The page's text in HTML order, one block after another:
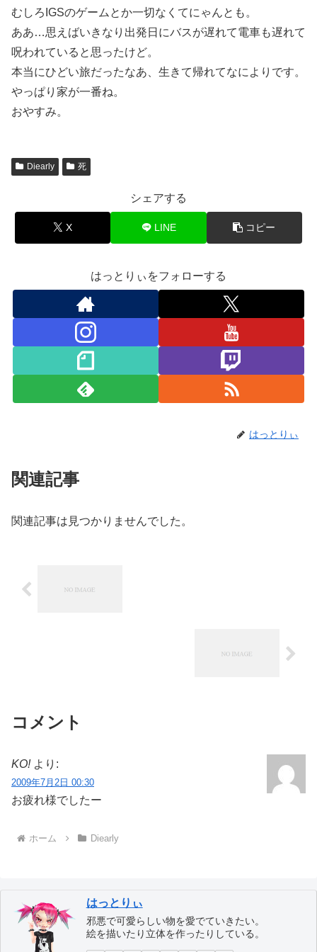
むしろIGSのゲームとか一切なくてにゃんとも。
ああ…思えばいきなり出発日にバスが遅れて電車も遅れて
呪われていると思ったけど。
本当にひどい旅だったなあ、生きて帰れてなによりです。
やっぱり家が一番ね。
おやすみ。
Diearly 死
シェアする
X LINE コピー
はっとりぃをフォローする
はっとりぃ
関連記事
関連記事は見つかりませんでした。
コメント
KO! より:
2009年7月2日 00:30
お疲れ様でしたー
ホーム Diearly
はっとりぃ
邪悪で可愛らしい物を愛でていきたい。
絵を描いたり立体を作ったりしている。